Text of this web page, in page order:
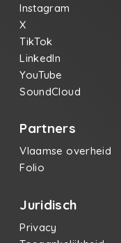
Instagram
X
TikTok
LinkedIn
YouTube
SoundCloud
Partners
Vlaamse overheid
Folio
Juridisch
Privacy